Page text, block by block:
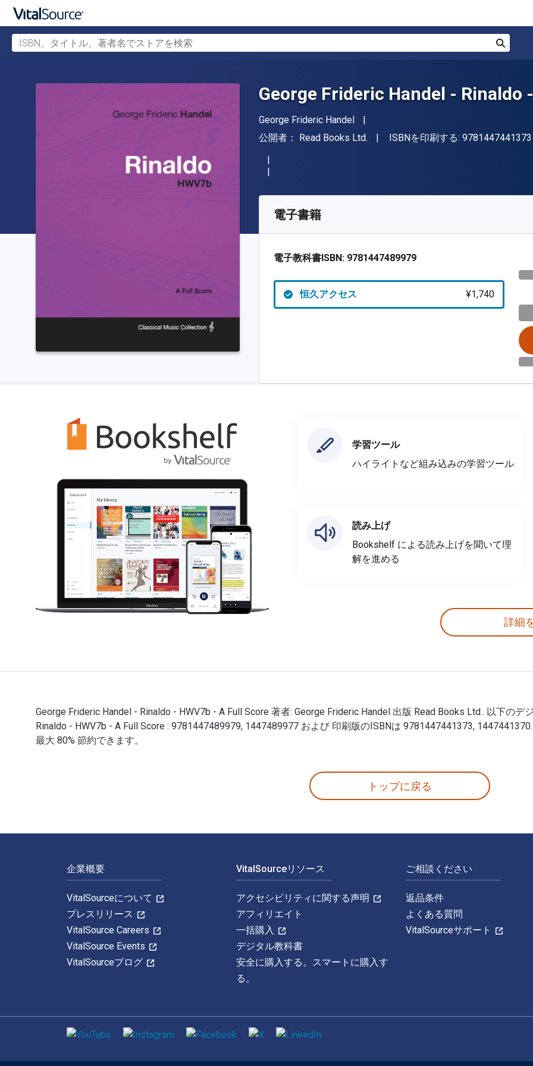
ISBN、タイトル、著者名でストアを検索
George Frideric Handel - Rinaldo
著者
George Frideric Handel
出版社
公開者： Read Books Ltd. ISBNを印刷する: 9781447441373
SKU:
電子書籍
電子教科書ISBN: 9781447489979
恒久アクセス ¥1,740
学習ツール
ハイライトなど組み込みの学習ツール
読み上げ
Bookshelf による読み上げを聞いて理
解を進める
詳細
George Frideric Handel - Rinaldo - HWV7b - A Full Score 著者: George Frideric Handel 出版 Read Books Ltd.. 以下の
Rinaldo - HWV7b - A Full Score : 9781447489979, 1447489977 および 印刷版のISBNは 9781447441373,
最大 80% 節約できます。
トップに戻る
企業概要
VitalSourceについて
プレスリリース
VitalSource Careers
VitalSource Events
VitalSourceブログ
VitalSourceリソース
アクセシビリティに関する声明
アフィリエイト
一括購入
デジタル教科書
安全に購入する。スマートに購入す
る。
ご相談ください
返品条件
よくある質問
VitalSourceサポート
ソーシャルメディア